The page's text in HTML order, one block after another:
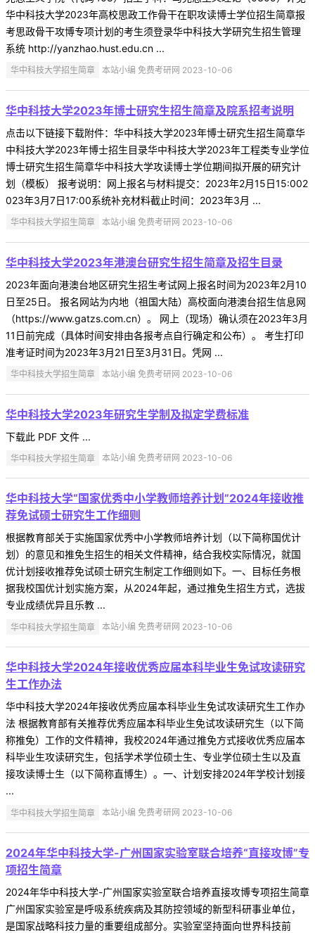
华中科技大学2023年高校思政工作骨干在职攻读博士学位招生简章报
考思政骨干攻博专项计划的考生须登录华中科技大学研究生招生管理
系统 http://yanzhao.hust.edu.cn ...
华中科技大学招生简章 本站小编 免费考研网 2023-10-06
华中科技大学2023年博士研究生招生简章及院系招考说明
点击以下链接下载附件：华中科技大学2023年博士研究生招生简章华
中科技大学2023年博士招生目录华中科技大学2023年工程类专业学位
博士研究生招生简章华中科技大学攻读博士学位期间拟开展的研究计
划（模板） 报考说明：网上报名与材料提交：2023年2月15日15:002
023年3月7日17:00系统补充材料截止时间：2023年3月 ...
华中科技大学招生简章 本站小编 免费考研网 2023-10-06
华中科技大学2023年港澳台研究生招生简章及招生目录
2023年面向港澳台地区研究生招生考试网上报名时间为2023年2月10
日至25日。 报名网站为内地（祖国大陆）高校面向港澳台招生信息网
（https://www.gatzs.com.cn）。 网上（现场）确认须在2023年3月
11日前完成（具体时间安排由各报考点自行确定和公布）。 考生打印
准考证时间为2023年3月21日至3月31日。凭网 ...
华中科技大学招生简章 本站小编 免费考研网 2023-10-06
华中科技大学2023年研究生学制及拟定学费标准
下载此 PDF 文件 ...
华中科技大学招生简章 本站小编 免费考研网 2023-10-06
华中科技大学“国家优秀中小学教师培养计划”2024年接收推
荐免试硕士研究生工作细则
根据教育部关于实施国家优秀中小学教师培养计划（以下简称国优计
划）的意见和推免生招生的相关文件精神，结合我校实际情况，就国
优计划接收推荐免试硕士研究生制定工作细则如下。一、目标任务根
据我校国优计划实施方案，从2024年起，通过推免生招生方式，选拔
专业成绩优异且乐教 ...
华中科技大学招生简章 本站小编 免费考研网 2023-10-06
华中科技大学2024年接收优秀应届本科毕业生免试攻读研究
生工作办法
华中科技大学2024年接收优秀应届本科毕业生免试攻读研究生工作办
法 根据教育部有关推荐优秀应届本科毕业生免试攻读研究生（以下简
称推免）工作的文件精神，我校2024年通过推免方式接收优秀应届本
科毕业生攻读研究生，包括学术学位硕士生、专业学位硕士生以及直
接攻读博士生（以下简称直博生）。一、计划安排2024年学校计划接
...
华中科技大学招生简章 本站小编 免费考研网 2023-10-06
2024年华中科技大学-广州国家实验室联合培养“直接攻博”专
项招生简章
2024年华中科技大学-广州国家实验室联合培养直接攻博专项招生简章
广州国家实验室是呼吸系统疾病及其防控领域的新型科研事业单位，
是国家战略科技力量的重要组成部分。实验室坚持面向世界科技前